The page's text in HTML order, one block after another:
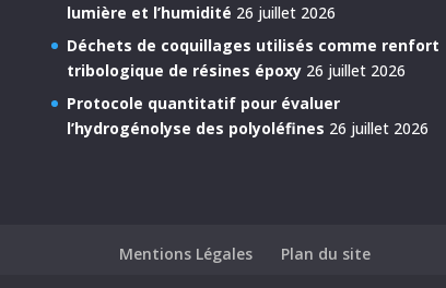
lumière et l’humidité 26 juillet 2026
Déchets de coquillages utilisés comme renfort
tribologique de résines époxy 26 juillet 2026
Protocole quantitatif pour évaluer
l’hydrogénolyse des polyoléfines 26 juillet 2026
Mentions Légales Plan du site